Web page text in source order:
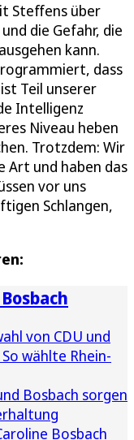
Steffens über
die Gefahr, die
kann.
dass
Teil unserer
Intelligenz
Niveau heben
Trotzdem: Wir
Art und haben das
vor uns
Schlangen,
von CDU und
wählte Rhein-
Bosbach sorgen
Bosbach